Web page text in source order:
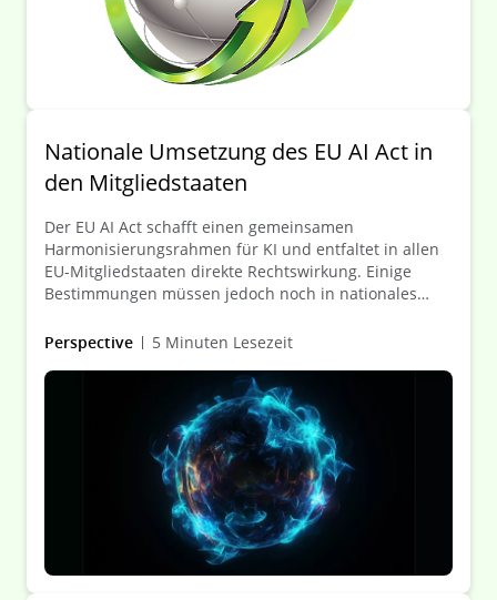
Nationale Umsetzung des EU AI Act in
den Mitgliedstaaten
Der EU AI Act schafft einen gemeinsamen
Harmonisierungsrahmen für KI und entfaltet in allen
EU-Mitgliedstaaten direkte Rechtswirkung. Einige
Bestimmungen müssen jedoch noch in nationales
Mitgliedstaaten diese Phase vorantreiben, zeigen sich
Zeitplänen und institutionellen Strukturen. Um
Unternehmen dabei zu unterstützen, sich in diesem
sich wandelnden Umfeld zurechtzufinden, bietet
unsere Publikation einen klaren Überblick über den
aktuellen Stand der Umsetzung und dessen
Bedeutung in der Praxis.
Perspective 5 Minuten Lesezeit